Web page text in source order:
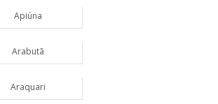
Apiúna
Arabutã
Araquari